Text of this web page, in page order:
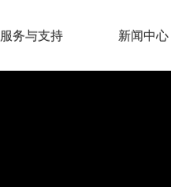
服务与支持 新闻中心